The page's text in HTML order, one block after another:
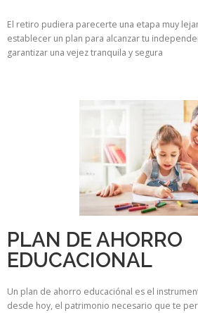
El retiro pudiera parecerte una etapa muy
establecer un plan para alcanzar tu
garantizar una vejez tranquila y segura
PLAN DE AHORRO
EDUCACIONAL
Un plan de ahorro educaciónal es el
desde hoy, el patrimonio necesario que te